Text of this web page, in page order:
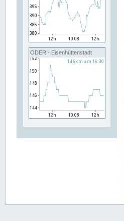
ODER - Eisenhüttenstadt